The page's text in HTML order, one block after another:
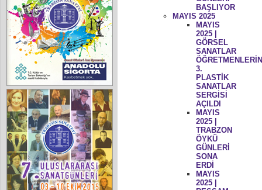
BAŞLIYOR
MAYIS 2025
MAYIS
2025 |
GÖRSEL
SANATLAR
3.
PLASTİK
SANATLAR
SERGİSİ
AÇILDI
MAYIS
2025 |
TRABZON
ÖYKÜ
GÜNLERİ
SONA
ERDİ
MAYIS
2025 |